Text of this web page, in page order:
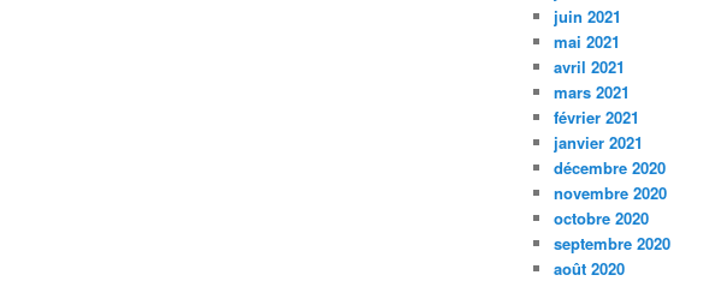
juin 2021
mai 2021
avril 2021
mars 2021
février 2021
janvier 2021
décembre 2020
novembre 2020
octobre 2020
septembre 2020
août 2020